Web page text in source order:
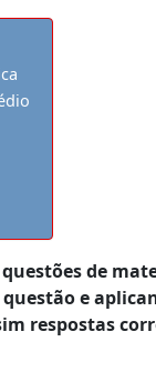
de
e
respostas